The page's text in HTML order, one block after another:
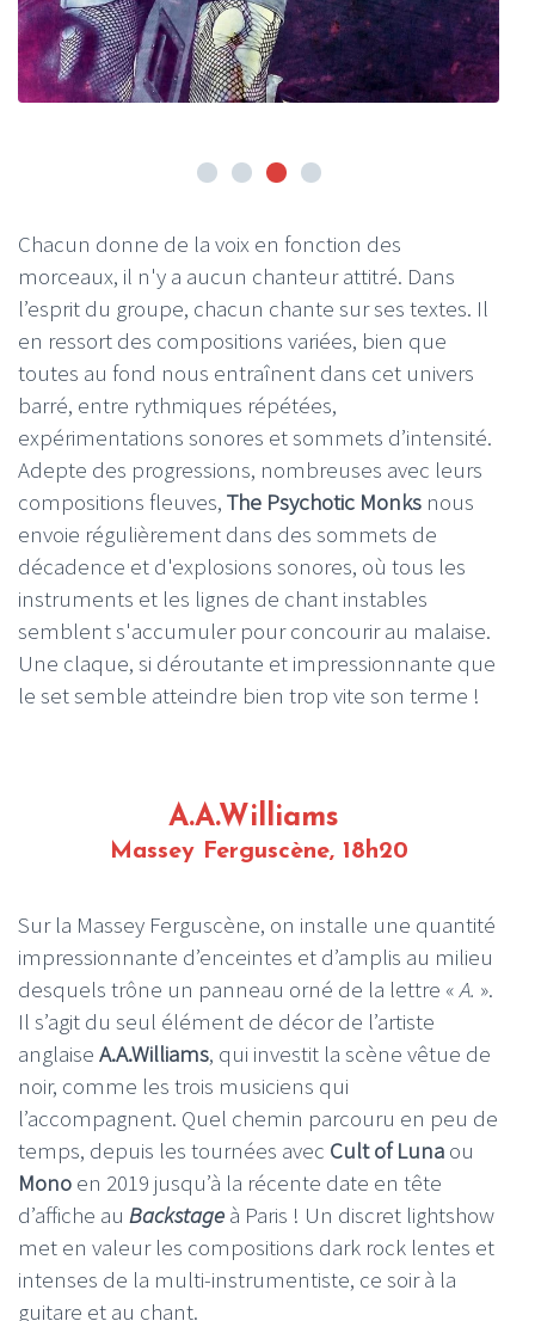
Chacun donne de la voix en fonction des
morceaux, il n'y a aucun chanteur attitré. Dans
l’esprit du groupe, chacun chante sur ses textes. Il
en ressort des compositions variées, bien que
toutes au fond nous entraînent dans cet univers
barré, entre rythmiques répétées,
expérimentations sonores et sommets d’intensité.
Adepte des progressions, nombreuses avec leurs
compositions fleuves, The Psychotic Monks nous
envoie régulièrement dans des sommets de
décadence et d'explosions sonores, où tous les
instruments et les lignes de chant instables
semblent s'accumuler pour concourir au malaise.
Une claque, si déroutante et impressionnante que
le set semble atteindre bien trop vite son terme !
A.A.Williams
Massey Ferguscène, 18h20
Sur la Massey Ferguscène, on installe une quantité
impressionnante d’enceintes et d’amplis au milieu
desquels trône un panneau orné de la lettre «A. ».
Il s’agit du seul élément de décor de l’artiste
anglaise A.A.Williams, qui investit la scène vêtue de
noir, comme les trois musiciens qui
l’accompagnent. Quel chemin parcouru en peu de
temps, depuis les tournées avec Cult of Luna ou
Mono en 2019 jusqu’à la récente date en tête
d’affiche au Backstage à Paris ! Un discret lightshow
met en valeur les compositions dark rock lentes et
intenses de la multi-instrumentiste, ce soir à la
guitare et au chant.